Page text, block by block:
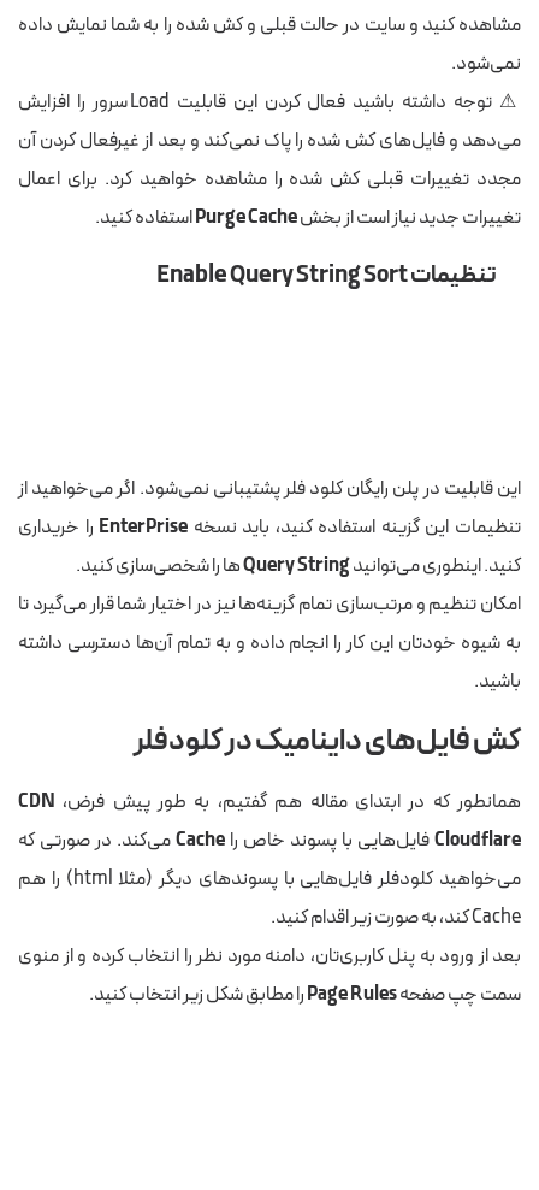
مشاهده کنید و سایت در حالت قبلی و کش شده را به شما نمایش داده
نمی‌شود.
⚠ توجه داشته باشید فعال کردن این قابلیت Load سرور را افزایش
می‌دهد و فایل‌های کش شده را پاک نمی‌کند و بعد از غیرفعال کردن آن
مجدد تغییرات قبلی کش شده را مشاهده خواهید کرد. برای اعمال
تغییرات جدید نیاز است از بخشPurge Cacheاستفاده کنید.
تنظیمات Enable Query String Sort
این قابلیت در پلن رایگان کلود فلر پشتیبانی نمی‌شود. اگر می‌خواهید از
تنظیمات این گزینه استفاده کنید، باید نسخه EnterPrise را خریداری
کنید. اینطوری می‌توانیدQuery Stringها را شخصی‌سازی کنید.
امکان تنظیم و مرتب‌سازی تمام گزینه‌ها نیز در اختیار شما قرار می‌گیرد تا
به شیوه خودتان این کار را انجام داده و به تمام آن‌ها دسترسی داشته
باشید.
کش فایل‌های داینامیک در کلودفلر
همانطور که در ابتدای مقاله هم گفتیم، به طور پیش فرض، CDN
Cloudflareفایل‌هایی با پسوند خاص را Cacheمی‌کند. در صورتی که
می‌خواهید کلودفلر فایل‌هایی با پسوندهای دیگر (مثلا html) را هم
Cache کند، به صورت زیر اقدام کنید.
بعد از ورود به پنل کاربری‌تان، دامنه مورد نظر را انتخاب کرده و از منوی
سمت چپ صفحهPage Rulesرا مطابق شکل زیر انتخاب کنید.